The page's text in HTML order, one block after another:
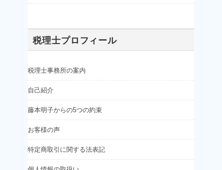
税理士プロフィール
税理士事務所の案内
自己紹介
藤本明子からの5つの約束
お客様の声
特定商取引に関する法表記